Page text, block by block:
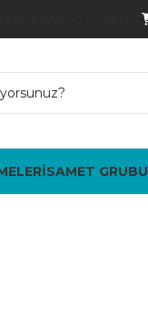
SAMET GRUBU